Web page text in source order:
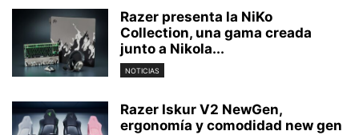
Razer presenta la NiKo
Collection, una gama creada
junto a Nikola...
NOTICIAS
Razer Iskur V2 NewGen,
ergonomía y comodidad new gen